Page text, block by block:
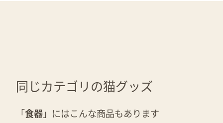
同じカテゴリの猫グッズ
「食器」にはこんな商品もあります